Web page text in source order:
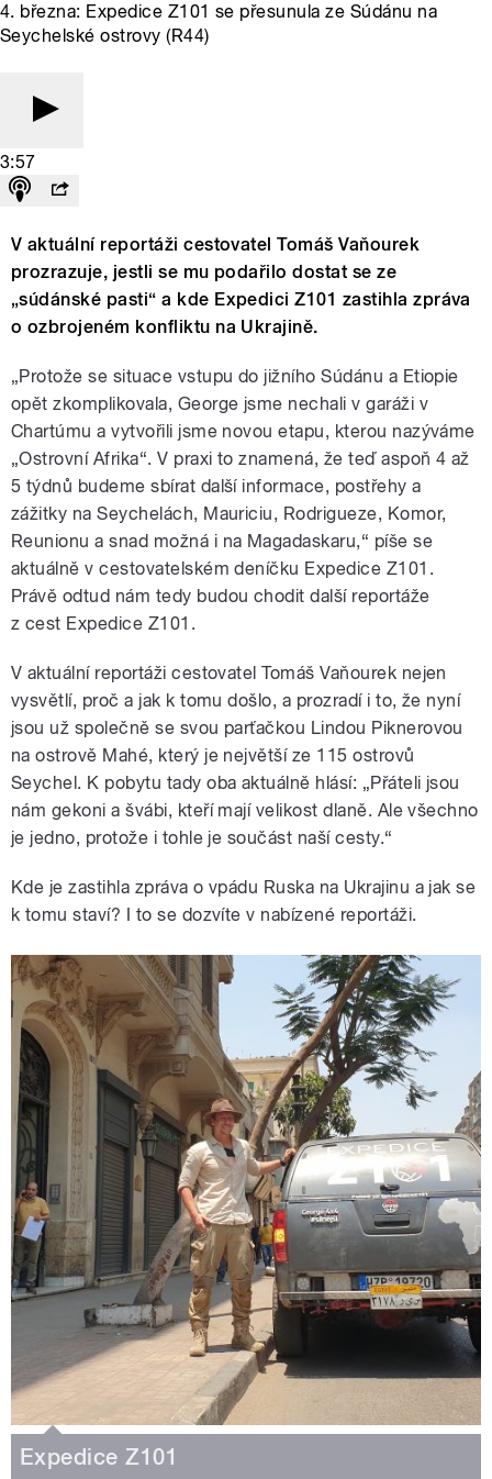
4. března: Expedice Z101 se přesunula ze Súdánu na
Seychelské ostrovy (R44)
3:57
V aktuální reportáži cestovatel Tomáš Vaňourek
prozrazuje, jestli se mu podařilo dostat se ze
„súdánské pasti“ a kde Expedici Z101 zastihla zpráva
o ozbrojeném konfliktu na Ukrajině.
„Protože se situace vstupu do jižního Súdánu a Etiopie
opět zkomplikovala, George jsme nechali v garáži v
Chartúmu a vytvořili jsme novou etapu, kterou nazýváme
„Ostrovní Afrika“. V praxi to znamená, že teď aspoň 4 až
5 týdnů budeme sbírat další informace, postřehy a
zážitky na Seychelách, Mauriciu, Rodrigueze, Komor,
Reunionu a snad možná i na Magadaskaru,“ píše se
aktuálně v cestovatelském deníčku Expedice Z101.
Právě odtud nám tedy budou chodit další reportáže
z cest Expedice Z101.
V aktuální reportáži cestovatel Tomáš Vaňourek nejen
vysvětlí, proč a jak k tomu došlo, a prozradí i to, že nyní
jsou už společně se svou parťačkou Lindou Piknerovou
na ostrově Mahé, který je největší ze 115 ostrovů
Seychel. K pobytu tady oba aktuálně hlásí: „Přáteli jsou
nám gekoni a švábi, kteří mají velikost dlaně. Ale všechno
je jedno, protože i tohle je součást naší cesty.“
Kde je zastihla zpráva o vpádu Ruska na Ukrajinu a jak se
k tomu staví? I to se dozvíte v nabízené reportáži.
Expedice Z101